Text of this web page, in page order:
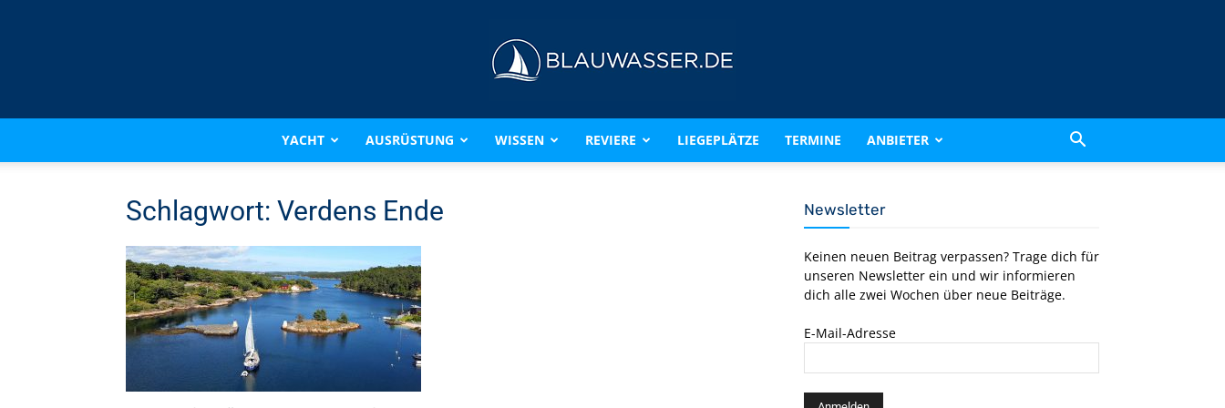
BLAUWASSER.DE
YACHT AUSRÜSTUNG WISSEN REVIERE LIEGEPLÄTZE TERMINE ANBIETER
Schlagwort: Verdens Ende Newsletter
Keinen neuen Beitrag verpassen? Trage dich für
unseren Newsletter ein und wir informieren
dich alle zwei Wochen über neue Beiträge.
E-Mail-Adresse